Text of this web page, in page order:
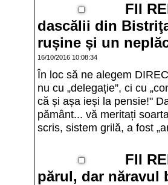
FII
dascălii din
rușine și un
16/10/2016 10:08:34
În loc să ne alegem
nu cu „delegație”, ci cu
că și așa ieși la pensie!"
pământ... vă meritați
scris, sistem grilă, a fost
FII
părul, dar năravul